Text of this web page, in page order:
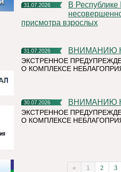
31.07.2026
В Республике Коми участились случаи нахождения и купания
присмотра взрослых
31.07.2026 ВНИМАНИЮ
ЭКСТРЕННОЕ
О КОМПЛЕКСЕ
30.07.2026 ВНИМАНИЮ
ЭКСТРЕННОЕ
О КОМПЛЕКСЕ
« 1 2 3